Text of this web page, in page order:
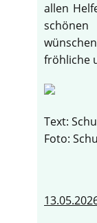
allen
fröhliche
Text: Schu
Foto: Schu